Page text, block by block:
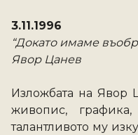
3.11.1996
“Докато имаме
Явор Цанев
Изложбата на Явор
живопис,
талантливото му